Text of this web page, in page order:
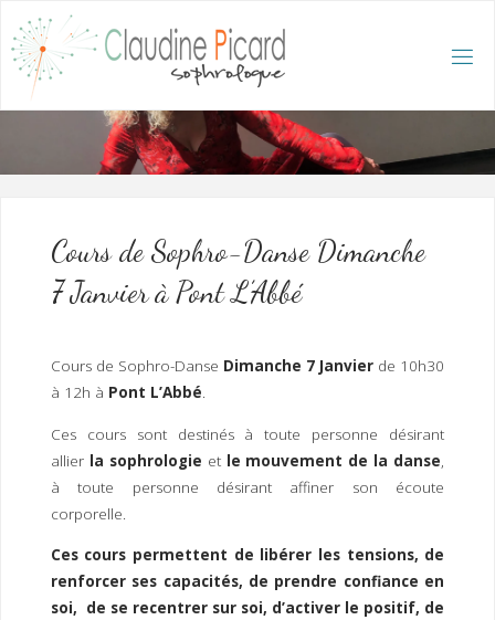
content
DIN
E PI
CAR
D :
O
PH R
O
H Y P
E
UTE
QU
Cours de Sophro-Danse Dimanche
7 Janvier à Pont L’Abbé
Cours de Sophro-Danse Dimanche 7 Janvier de 10h30
à 12h à Pont L’Abbé.
Ces cours sont destinés à toute personne désirant
allier la sophrologie et le mouvement de la danse,
à toute personne désirant affiner son écoute
corporelle.
Ces cours permettent de libérer les tensions, de
renforcer ses capacités, de prendre confiance en
soi, de se recentrer sur soi, d’activer le positif, de